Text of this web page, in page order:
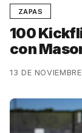
ZAPAS
100
con
13 DE